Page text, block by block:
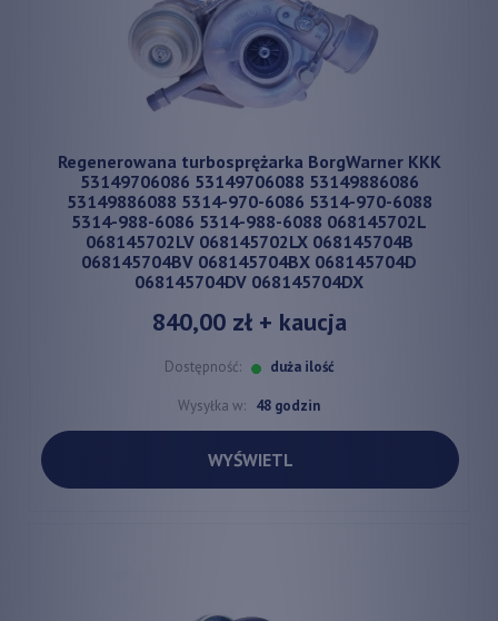
Regenerowana turbosprężarka BorgWarner KKK
53149706086 53149706088 53149886086
53149886088 5314-970-6086 5314-970-6088
5314-988-6086 5314-988-6088 068145702L
068145702LV 068145702LX 068145704B
068145704BV 068145704BX 068145704D
068145704DV 068145704DX
840,00 zł+ kaucja
Dostępność: duża ilość
Wysyłka w: 48 godzin
WYŚWIETL